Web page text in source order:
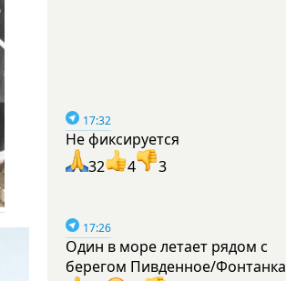
17:32
Не фиксируется
32
4 3
17:26
Один в море летает рядом с
берегом Пивденное/Фонтанка